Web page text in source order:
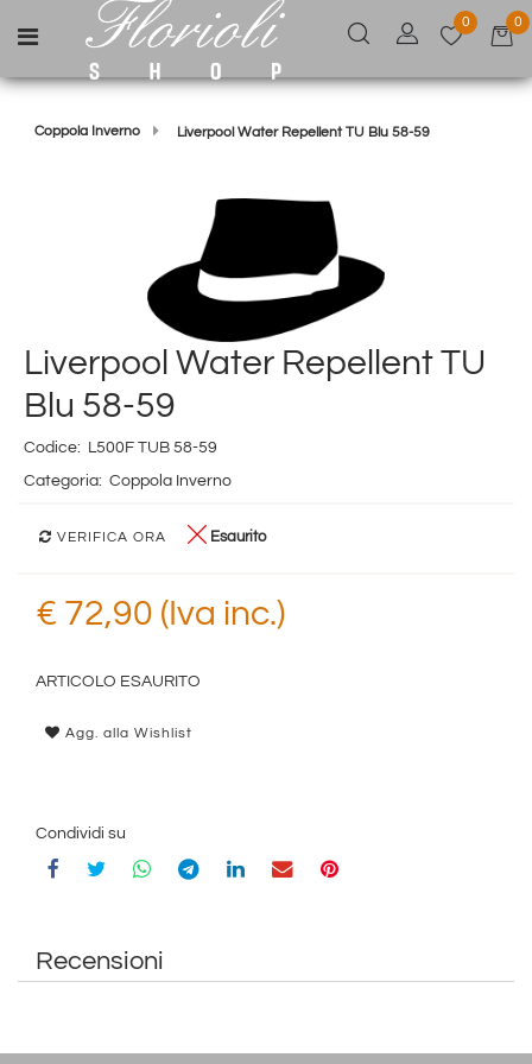
Open menu
0 0
Coppola Inverno Liverpool Water Repellent TU Blu 58-59
Liverpool Water Repellent TU
Blu 58-59
Codice: L500F TUB 58-59
Categoria: Coppola Inverno
VERIFICA ORA Esaurito
€ 72,90 (Iva inc.)
ARTICOLO ESAURITO
Agg. alla Wishlist
Condividi su
Recensioni